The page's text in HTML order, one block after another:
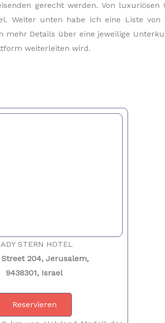
gerecht werden. Von
Weiter unten habe ich eine Liste
mehr Details über eine jeweilige
weiterleiten wird.
STERN HOTEL
204, Jerusalem,
9438301, Israel
Reservieren